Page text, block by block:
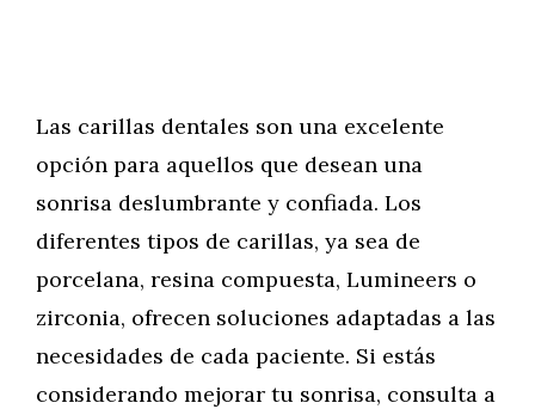
Las carillas dentales son una excelente
opción para aquellos que desean una
sonrisa deslumbrante y confiada. Los
diferentes tipos de carillas, ya sea de
porcelana, resina compuesta, Lumineers o
zirconia, ofrecen soluciones adaptadas a las
necesidades de cada paciente. Si estás
considerando mejorar tu sonrisa, consulta a